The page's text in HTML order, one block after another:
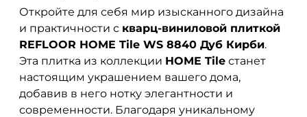
Откройте для себя мир изысканного дизайна
и практичности с кварц-виниловой плиткой
REFLOOR HOME Tile WS 8840 Дуб Кирби.
Эта плитка из коллекции HOME Tile станет
настоящим украшением вашего дома,
добавив в него нотку элегантности и
современности. Благодаря уникальному